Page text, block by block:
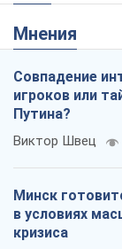
Мнения
Совпадение
игроков или
Путина?
Виктор Швец
Минск
в условиях
кризиса